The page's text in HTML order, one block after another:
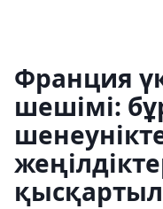
Франция
шешімі: